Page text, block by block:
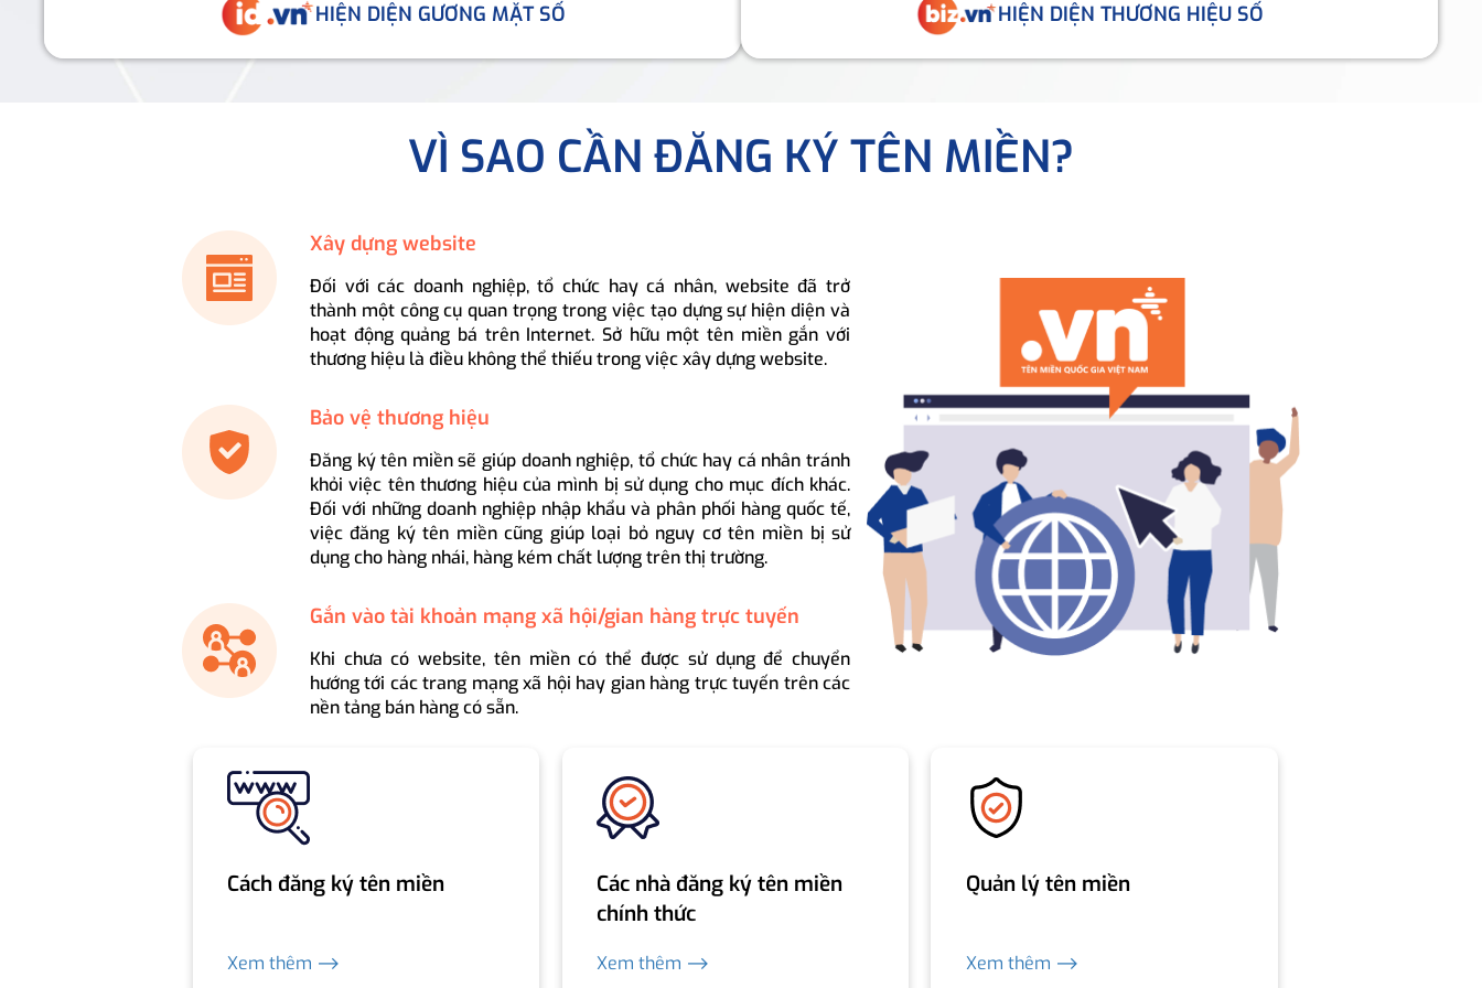
HIỆN DIỆN GƯƠNG MẶT SỐ HIỆN DIỆN THƯƠNG HIỆU SỐ
VÌ SAO CẦN ĐĂNG KÝ TÊN MIỀN?
Xây dựng website
Đối với các doanh nghiệp, tổ chức hay cá nhân, website đã trở
thành một công cụ quan trọng trong việc tạo dựng sự hiện diện và
hoạt động quảng bá trên Internet. Sở hữu một tên miền gắn với
thương hiệu là điều không thể thiếu trong việc xây dựng website.
Bảo vệ thương hiệu
Đăng ký tên miền sẽ giúp doanh nghiệp, tổ chức hay cá nhân tránh
khỏi việc tên thương hiệu của mình bị sử dụng cho mục đích khác.
Đối với những doanh nghiệp nhập khẩu và phân phối hàng quốc tế,
việc đăng ký tên miền cũng giúp loại bỏ nguy cơ tên miền bị sử
dụng cho hàng nhái, hàng kém chất lượng trên thị trường.
Gắn vào tài khoản mạng xã hội/gian hàng trực tuyến
Khi chưa có website, tên miền có thể được sử dụng để chuyển
hướng tới các trang mạng xã hội hay gian hàng trực tuyến trên các
nền tảng bán hàng có sẵn.
Cách đăng ký tên miền
Xem thêm ⟶
Các nhà đăng ký tên miền
chính thức
Xem thêm ⟶
Quản lý tên miền
Xem thêm ⟶